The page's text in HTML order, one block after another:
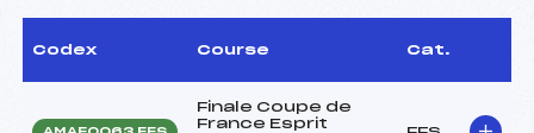
Codex Course Cat.
Finale Coupe de
France Esprit